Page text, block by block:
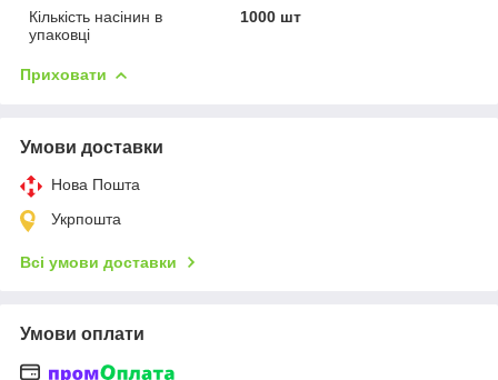
Кількість насінин в
упаковці
1000 шт
Приховати
Умови доставки
Нова Пошта
Укрпошта
Всі умови доставки
Умови оплати